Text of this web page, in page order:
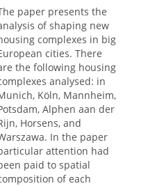
paper presents the
of shaping new
complexes in big
cities. There
the following housing
analysed: in
Köln, Mannheim,
Alphen aan der
Horsens, and
In the paper
attention had
paid to spatial
of each